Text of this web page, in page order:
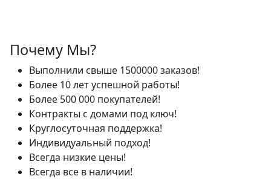
Почему Мы?
Выполнили свыше 1500000 заказов!
Более 10 лет успешной работы!
Более 500 000 покупателей!
Контракты с домами под ключ!
Круглосуточная поддержка!
Индивидуальный подход!
Всегда низкие цены!
Всегда все в наличии!